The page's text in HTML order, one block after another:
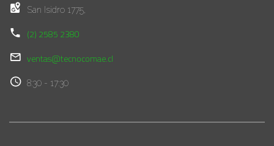
San Isidro 1775,
(2) 2585 2380
ventas@tecnocomae.cl
8:30 - 17:30